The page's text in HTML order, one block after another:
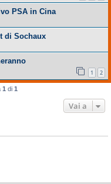
PSA in Cina
di Sochaux
1 2
1 di 1
Vai a